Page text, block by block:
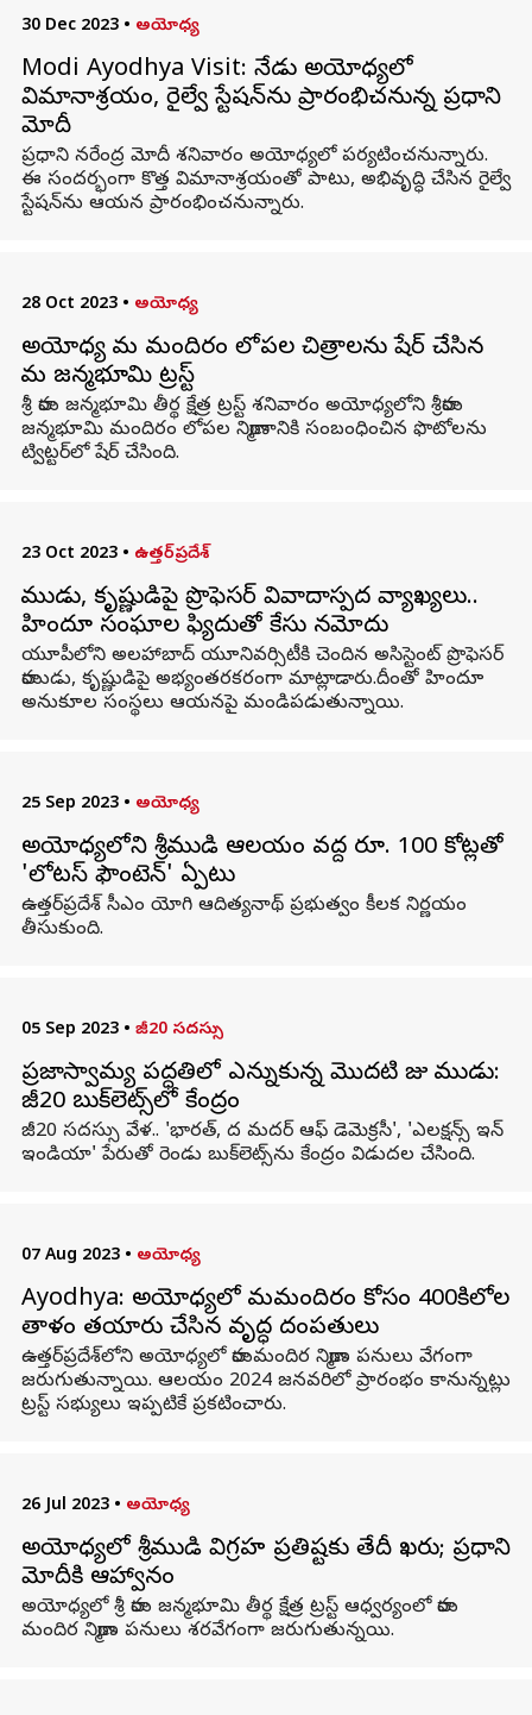
30 Dec 2023 • అయోధ్య
Modi Ayodhya Visit: నేడు అయోధ్యలో
విమానాశ్రయం, రైల్వే స్టేషన్‌‌ను ప్రారంభిచనున్న ప్రధాని
మోదీ
ప్రధాని నరేంద్ర మోదీ శనివారం అయోధ్యలో పర్యటించనున్నారు.
ఈ సందర్భంగా కొత్త విమానాశ్రయంతో పాటు, అభివృద్ధి చేసిన రైల్వే
స్టేషన్‌ను ఆయన ప్రారంభించనున్నారు.
28 Oct 2023 • అయోధ్య
అయోధ్య రామ మందిరం లోపల చిత్రాలను షేర్ చేసిన
రామ జన్మభూమి ట్రస్ట్
శ్రీ రామ జన్మభూమి తీర్థ క్షేత్ర ట్రస్ట్ శనివారం అయోధ్యలోని శ్రీరామ
జన్మభూమి మందిరం లోపల నిర్మాణానికి సంబంధించిన ఫొటోలను
ట్విట్టర్‌లో షేర్ చేసింది.
23 Oct 2023 • ఉత్తర్‌ప్రదేశ్
రాముడు, కృష్ణుడిపై ప్రొఫెసర్ వివాదాస్పద వ్యాఖ్యలు..
హిందూ సంఘాల ఫిర్యాదుతో కేసు నమోదు
యూపీలోని అలహాబాద్ యూనివర్సిటీకి చెందిన అసిస్టెంట్ ప్రొఫెసర్
రాముడు, కృష్ణుడిపై అభ్యంతరకరంగా మాట్లాడారు.దీంతో హిందూ
అనుకూల సంస్థలు ఆయనపై మండిపడుతున్నాయి.
25 Sep 2023 • అయోధ్య
అయోధ్యలోని శ్రీరాముడి ఆలయం వద్ద రూ. 100 కోట్లతో
'లోటస్ ఫౌంటెన్' ఏర్పాటు
ఉత్తర్‌ప్రదేశ్ సీఎం యోగి ఆదిత్యనాథ్ ప్రభుత్వం కీలక నిర్ణయం
తీసుకుంది.
05 Sep 2023 • జీ20 సదస్సు
ప్రజాస్వామ్య పద్ధతిలో ఎన్నుకున్న మొదటి రాజు రాముడు:
జీ20 బుక్‌లెట్స్‌లో కేంద్రం
జీ20 సదస్సు వేళ.. 'భారత్, ద మదర్ ఆఫ్ డెమెక్రసీ', 'ఎలక్షన్స్ ఇన్
ఇండియా' పేరుతో రెండు బుక్‌లెట్స్‌ను కేంద్రం విడుదల చేసింది.
07 Aug 2023 • అయోధ్య
Ayodhya: అయోధ్యలో రామమందిరం కోసం 400కిలోల
తాళం తయారు చేసిన వృద్ధ దంపతులు
ఉత్తర్‌ప్రదేశ్‌లోని అయోధ్యలో రామమందిర నిర్మాణ పనులు వేగంగా
జరుగుతున్నాయి. ఆలయం 2024 జనవరిలో ప్రారంభం కానున్నట్లు
ట్రస్ట్ సభ్యులు ఇప్పటికే ప్రకటించారు.
26 Jul 2023 • అయోధ్య
అయోధ్యలో శ్రీరాముడి విగ్రహ ప్రతిష్టకు తేదీ ఖరారు; ప్రధాని
మోదీకి ఆహ్వానం
అయోధ్యలో శ్రీ రామ జన్మభూమి తీర్థ క్షేత్ర ట్రస్ట్ ఆధ్వర్యంలో రామ
మందిర నిర్మాణ పనులు శరవేగంగా జరుగుతున్నయి.